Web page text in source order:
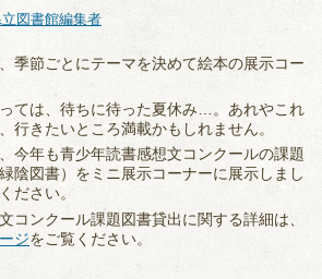
立図書館編集者
季節ごとにテーマを決めて絵本の展示コー
ては、待ちに待った夏休み…。あれやこれ
行きたいところ満載かもしれません。
今年も青少年読書感想文コンクールの課題
陰図書）をミニ展示コーナーに展示しまし
ださい。
コンクール課題図書貸出に関する詳細は、
ジをご覧ください。